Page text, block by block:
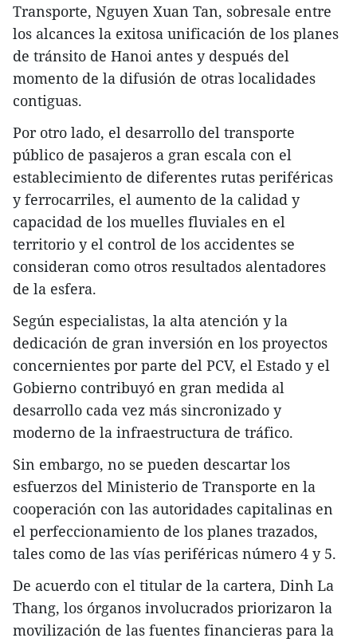
Transporte, Nguyen Xuan Tan, sobresale entre
los alcances la exitosa unificación de los planes
de tránsito de Hanoi antes y después del
momento de la difusión de otras localidades
contiguas.
Por otro lado, el desarrollo del transporte
público de pasajeros a gran escala con el
establecimiento de diferentes rutas periféricas
y ferrocarriles, el aumento de la calidad y
capacidad de los muelles fluviales en el
territorio y el control de los accidentes se
consideran como otros resultados alentadores
de la esfera.
Según especialistas, la alta atención y la
dedicación de gran inversión en los proyectos
concernientes por parte del PCV, el Estado y el
Gobierno contribuyó en gran medida al
desarrollo cada vez más sincronizado y
moderno de la infraestructura de tráfico.
Sin embargo, no se pueden descartar los
esfuerzos del Ministerio de Transporte en la
cooperación con las autoridades capitalinas en
el perfeccionamiento de los planes trazados,
tales como de las vías periféricas número 4 y 5.
De acuerdo con el titular de la cartera, Dinh La
Thang, los órganos involucrados priorizaron la
movilización de las fuentes financieras para la